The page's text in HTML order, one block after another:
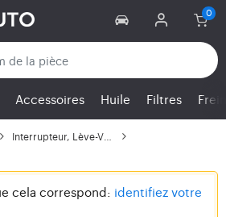
Accessoires Huile Filtres
cela correspond: identifiez votre